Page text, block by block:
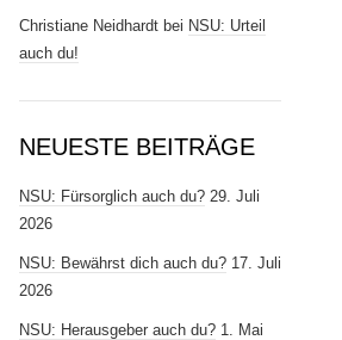
Christiane Neidhardt bei NSU: Urteil
auch du!
NEUESTE BEITRÄGE
NSU: Fürsorglich auch du? 29. Juli
2026
NSU: Bewährst dich auch du? 17. Juli
2026
NSU: Herausgeber auch du? 1. Mai